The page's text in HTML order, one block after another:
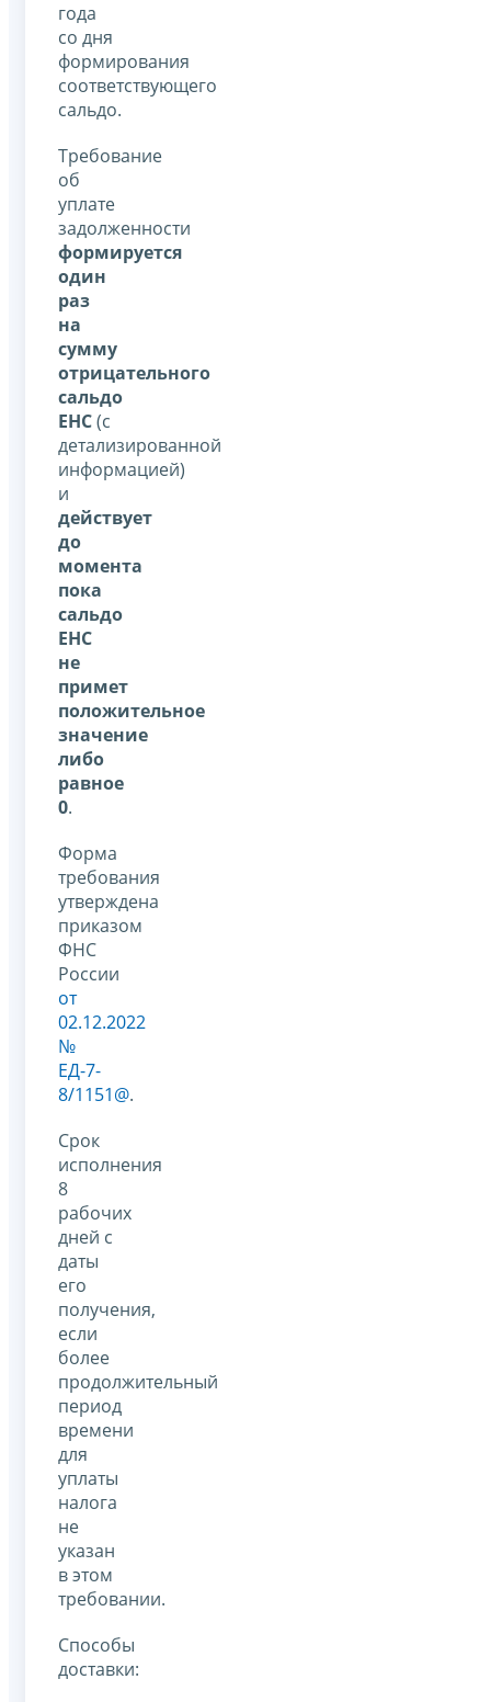
года
со дня
формирования
соответствующего
сальдо.
Требование
об
уплате
задолженности
формируется
один
раз
на
сумму
отрицательного
сальдо
ЕНС(с
детализированной
информацией)
и
действует
до
момента
пока
сальдо
ЕНС
не
примет
положительное
значение
либо
равное
0.
Форма
требования
утверждена
приказом
ФНС
России
от
02.12.2022
№
ЕД-7-
8/1151@.
Срок
исполнения
8
рабочих
дней с
даты
его
получения,
если
более
продолжительный
период
времени
для
уплаты
налога
не
указан
в этом
требовании.
Способы
доставки: